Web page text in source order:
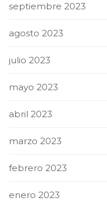
septiembre 2023
agosto 2023
julio 2023
mayo 2023
abril 2023
marzo 2023
febrero 2023
enero 2023